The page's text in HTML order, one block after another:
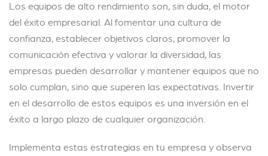
Los equipos de alto rendimiento son, sin duda, el motor
del éxito empresarial. Al fomentar una cultura de
confianza, establecer objetivos claros, promover la
comunicación efectiva y valorar la diversidad, las
empresas pueden desarrollar y mantener equipos que no
solo cumplan, sino que superen las expectativas. Invertir
en el desarrollo de estos equipos es una inversión en el
éxito a largo plazo de cualquier organización.
Implementa estas estrategias en tu empresa y observa